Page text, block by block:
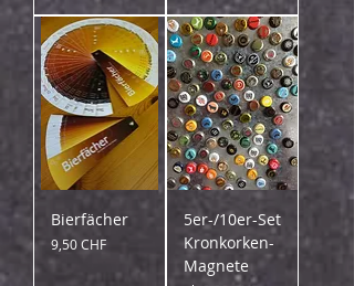
Bierfächer
Preis
9,50 CHF
5er-/10er-Set
Kronkorken-
Magnete